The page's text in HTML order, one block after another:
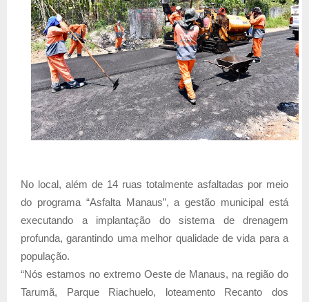
No local, além de 14 ruas totalmente asfaltadas por meio
do programa “Asfalta Manaus”, a gestão municipal está
executando a implantação do sistema de drenagem
profunda, garantindo uma melhor qualidade de vida para a
população.
“Nós estamos no extremo Oeste de Manaus, na região do
Tarumã, Parque Riachuelo, loteamento Recanto dos